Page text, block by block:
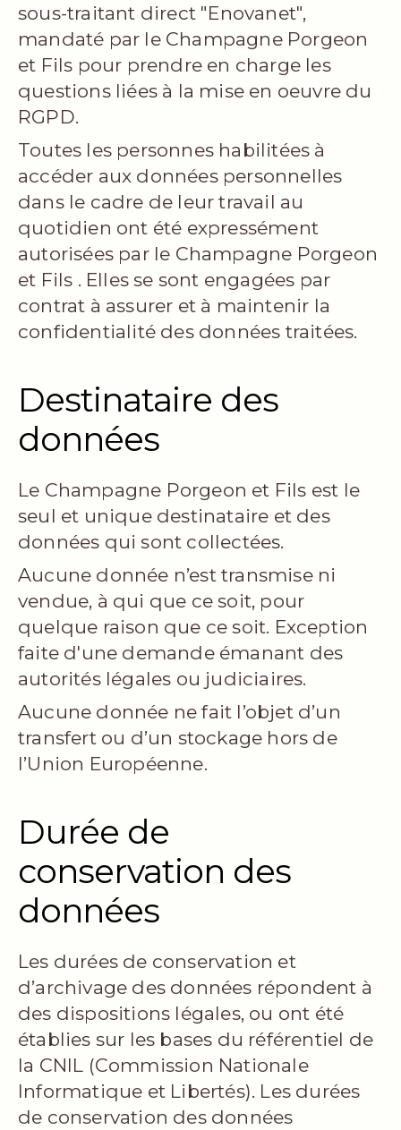
sous-traitant direct "Enovanet",
mandaté par le Champagne Porgeon
et Fils pour prendre en charge les
questions liées à la mise en oeuvre du
RGPD.
Toutes les personnes habilitées à
accéder aux données personnelles
dans le cadre de leur travail au
quotidien ont été expressément
autorisées par le Champagne Porgeon
et Fils . Elles se sont engagées par
contrat à assurer et à maintenir la
confidentialité des données traitées.
Destinataire des
données
Le Champagne Porgeon et Fils est le
seul et unique destinataire et des
données qui sont collectées.
Aucune donnée n’est transmise ni
vendue, à qui que ce soit, pour
quelque raison que ce soit. Exception
faite d'une demande émanant des
autorités légales ou judiciaires.
Aucune donnée ne fait l’objet d’un
transfert ou d’un stockage hors de
l’Union Européenne.
Durée de
conservation des
données
Les durées de conservation et
d’archivage des données répondent à
des dispositions légales, ou ont été
établies sur les bases du référentiel de
la CNIL (Commission Nationale
Informatique et Libertés). Les durées
de conservation des données